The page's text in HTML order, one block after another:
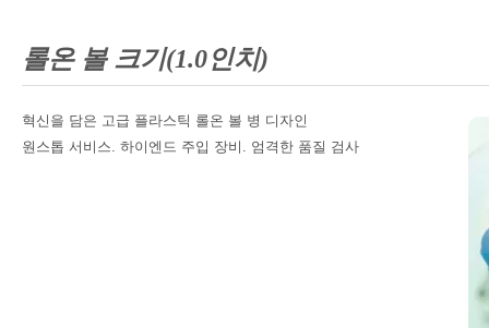
롤온 볼 크기(1.0인치)
혁신을 담은 고급 플라스틱 롤온 볼 병 디자인
원스톱 서비스. 하이엔드 주입 장비. 엄격한 품질 검사